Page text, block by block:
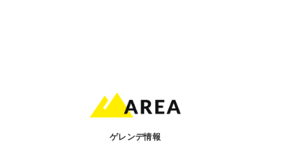
ゲレンデ情報